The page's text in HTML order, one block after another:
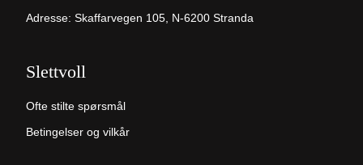
Adresse: Skaffarvegen 105, N-6200 Stranda
Slettvoll
Ofte stilte spørsmål
Betingelser og vilkår